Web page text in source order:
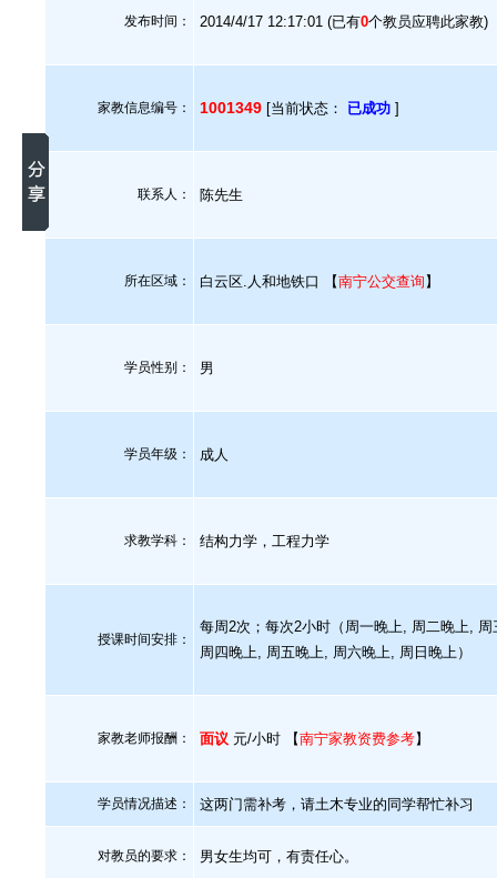
发布时间： 2014/4/17 12:17:01 (已有0个教员应聘此家教)
家教信息编号： 1001349 [当前状态： 已成功 ]
联系人： 陈先生
所在区域： 白云区.人和地铁口 【南宁公交查询 】
学员性别： 男
学员年级： 成人
求教学科： 结构力学，工程力学
授课时间安排：
每周2次；每次2小时（周一晚上, 周二晚上, 周
周四晚上, 周五晚上, 周六晚上, 周日晚上）
家教老师报酬： 面议 元/小时 【南宁家教资费参考】
学员情况描述： 这两门需补考，请土木专业的同学帮忙补习
对教员的要求： 男女生均可，有责任心。